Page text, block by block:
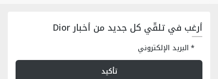
أرغب في تلقّي كل جديد من أخبار Dior
البريد الإلكتروني
تأكيد